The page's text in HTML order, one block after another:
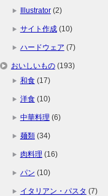
Illustrator(2)
サイト作成(10)
ハードウェア (7)
おいしいもの(193)
和食(17)
洋食(10)
中華料理 (6)
麺類(34)
肉料理 (16)
パン (10)
イタリアン・パスタ (7)